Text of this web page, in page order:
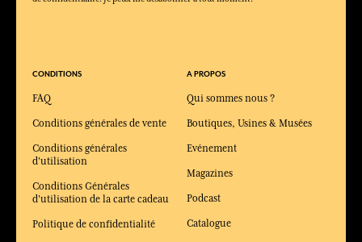
CONDITIONS
FAQ
Conditions générales de vente
Conditions générales
d'utilisation
Conditions Générales
d'utilisation de la carte cadeau
Politique de confidentialité
A PROPOS
Qui sommes nous ?
Boutiques, Usines & Musées
Evénement
Magazines
Podcast
Catalogue